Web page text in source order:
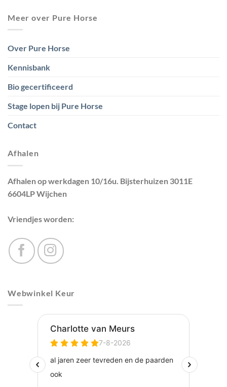
Meer over Pure Horse
Over Pure Horse
Kennisbank
Bio gecertificeerd
Stage lopen bij Pure Horse
Contact
Afhalen
Afhalen op werkdagen 10/16u. Bijsterhuizen 3011E
6604LP Wijchen
Vriendjes worden:
Webwinkel Keur